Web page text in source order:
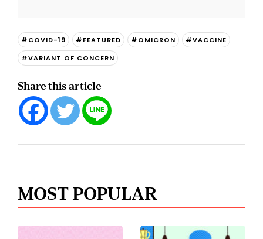
#COVID-19 #FEATURED #OMICRON
#VACCINE
#VARIANT OF CONCERN
Share this article
MOST POPULAR